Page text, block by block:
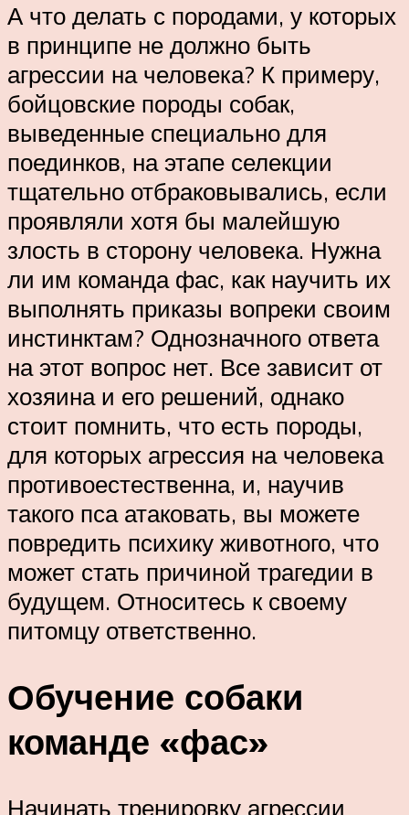
А что делать с породами, у которых
в принципе не должно быть
агрессии на человека? К примеру,
бойцовские породы собак,
выведенные специально для
поединков, на этапе селекции
тщательно отбраковывались, если
проявляли хотя бы малейшую
злость в сторону человека. Нужна
ли им команда фас, как научить их
выполнять приказы вопреки своим
инстинктам? Однозначного ответа
на этот вопрос нет. Все зависит от
хозяина и его решений, однако
стоит помнить, что есть породы,
для которых агрессия на человека
противоестественна, и, научив
такого пса атаковать, вы можете
повредить психику животного, что
может стать причиной трагедии в
будущем. Относитесь к своему
питомцу ответственно.
Обучение собаки
команде «фас»
Начинать тренировку агрессии